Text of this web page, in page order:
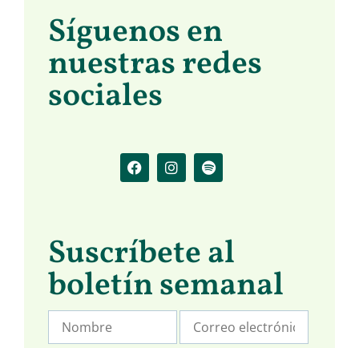
Síguenos en
nuestras redes
sociales
Suscríbete al
boletín semanal